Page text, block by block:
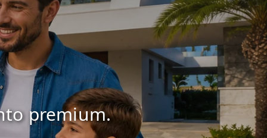
premium.